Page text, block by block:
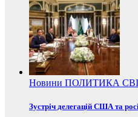
Новини ПОЛИТИКА
Зустріч делегацій США та